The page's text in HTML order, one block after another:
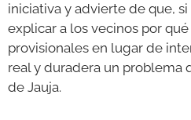
iniciativa y advierte de que,
explicar a los vecinos por
provisionales en lugar de
real y duradera un problema
de Jauja.